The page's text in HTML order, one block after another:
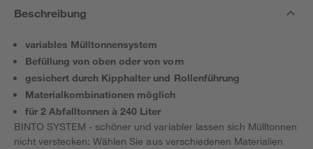
Beschreibung
variables Mülltonnensystem
Befüllung von oben oder von vorn
gesichert durch Kipphalter und Rollenführung
Materialkombinationen möglich
für 2 Abfalltonnen à 240 Liter
BINTO SYSTEM - schöner und variabler lassen sich Mülltonnen
nicht verstecken: Wählen Sie aus verschiedenen Materialien